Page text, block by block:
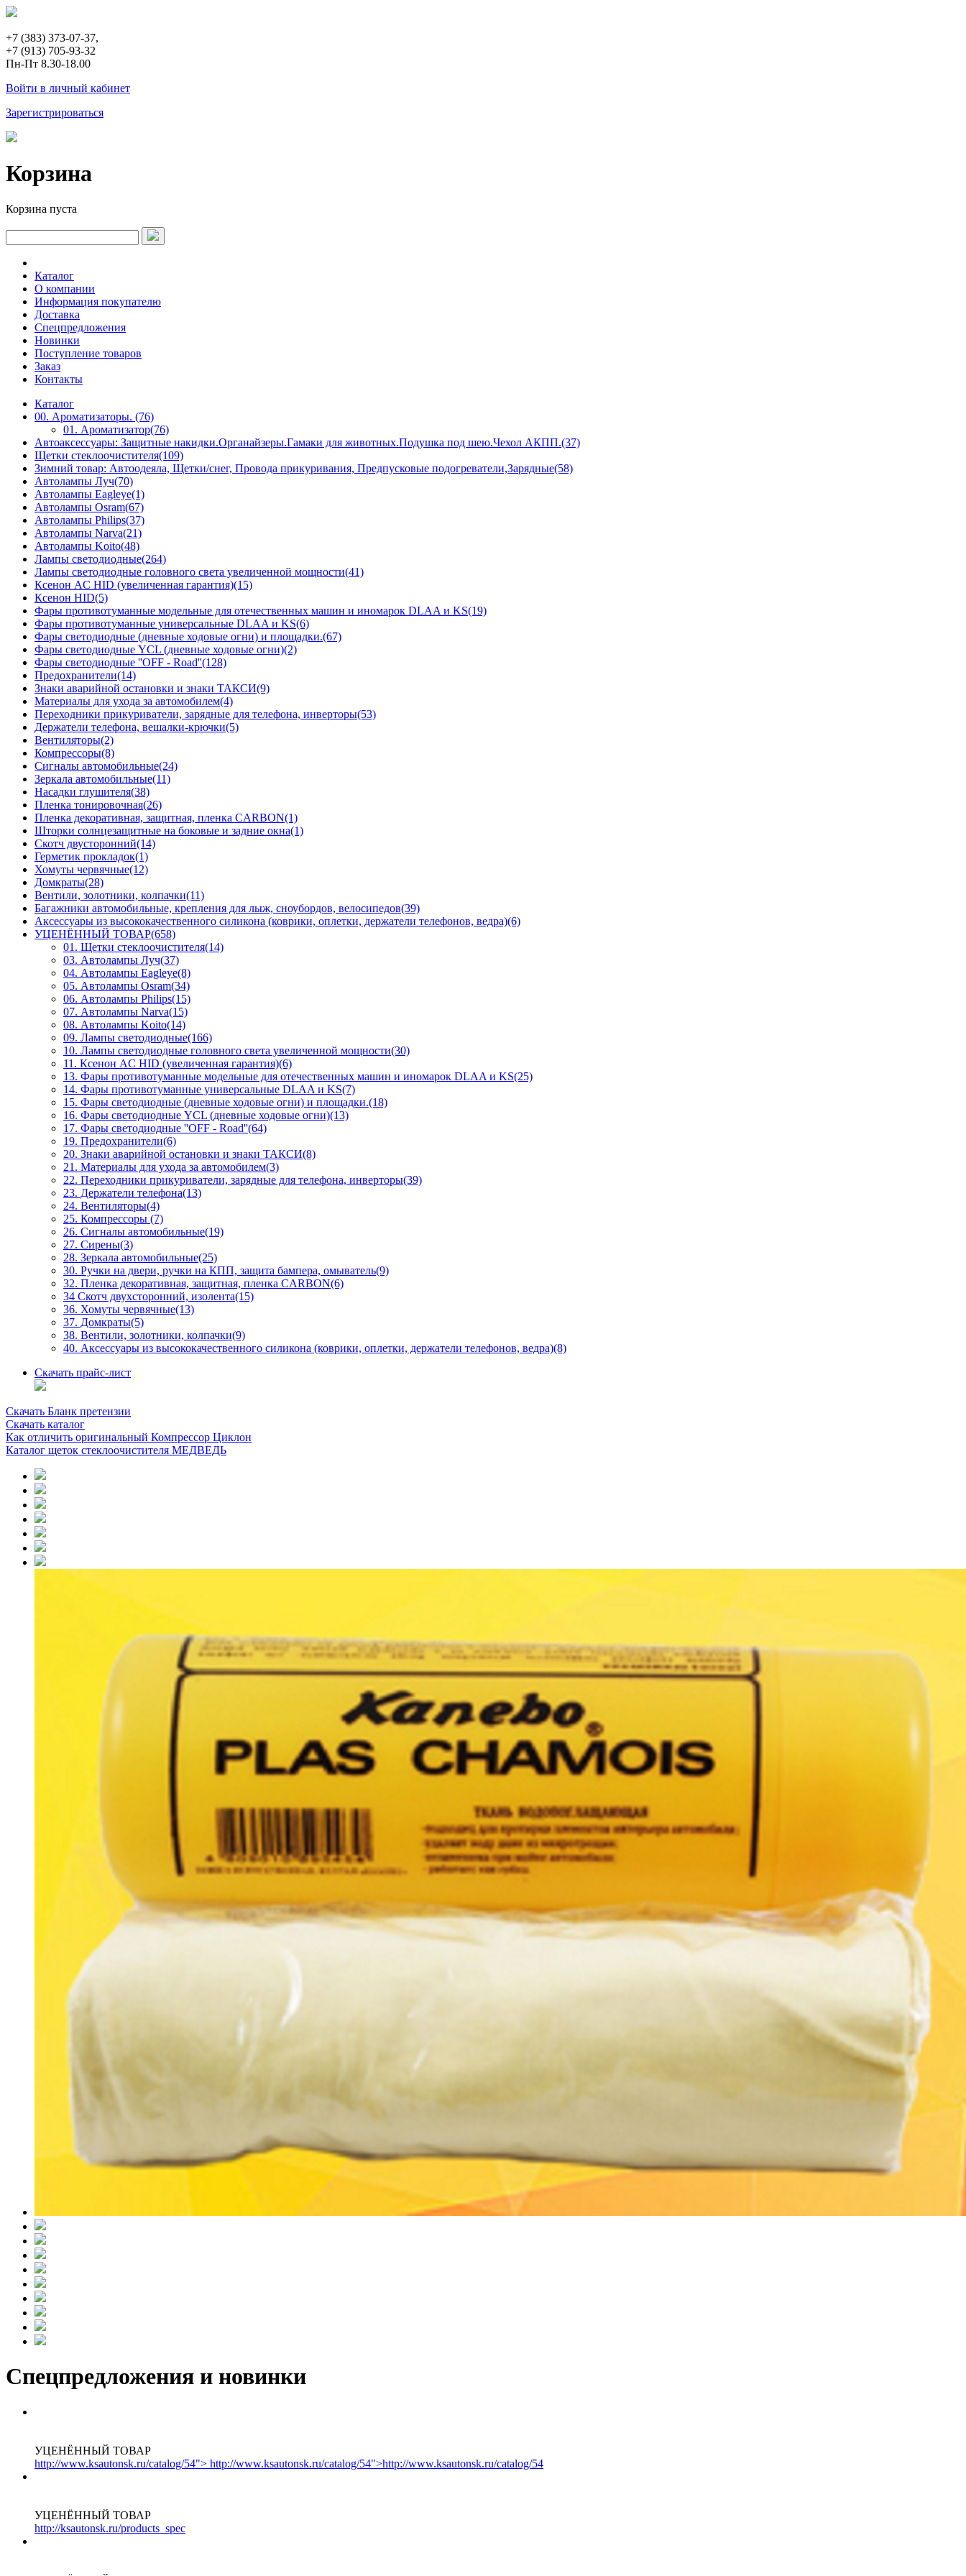
+7 (383) 373-07-37,
+7 (913) 705-93-32
Пн-Пт 8.30-18.00
Войти в личный кабинет
Зарегистрироваться
Корзина
Корзина пуста
Каталог
О компании
Информация покупателю
Доставка
Спецпредложения
Новинки
Поступление товаров
Заказ
Контакты
Каталог
00. Ароматизаторы. (76)
01. Ароматизатор(76)
Автоаксессуары: Защитные накидки.Органайзеры.Гамаки для животных.Подушка под шею.Чехол АКПП.(37)
Щетки стеклоочистителя(109)
Зимний товар: Автоодеяла, Щетки/снег, Провода прикуривания, Предпусковые подогреватели,Зарядные(58)
Автолампы Луч(70)
Автолампы Eagleye(1)
Автолампы Osram(67)
Автолампы Philips(37)
Автолампы Narva(21)
Автолампы Koito(48)
Лампы светодиодные(264)
Лампы светодиодные головного света увеличенной мощности(41)
Ксенон AC HID (увеличенная гарантия)(15)
Ксенон HID(5)
Фары противотуманные модельные для отечественных машин и иномарок DLAA и KS(19)
Фары противотуманные универсальные DLAA и KS(6)
Фары светодиодные (дневные ходовые огни) и площадки.(67)
Фары светодиодные YCL (дневные ходовые огни)(2)
Фары светодиодные ''OFF - Road''(128)
Предохранители(14)
Знаки аварийной остановки и знаки ТАКСИ(9)
Материалы для ухода за автомобилем(4)
Переходники прикуриватели, зарядные для телефона, инверторы(53)
Держатели телефона, вешалки-крючки(5)
Вентиляторы(2)
Компрессоры(8)
Сигналы автомобильные(24)
Зеркала автомобильные(11)
Насадки глушителя(38)
Пленка тонировочная(26)
Пленка декоративная, защитная, пленка CARBON(1)
Шторки солнцезащитные на боковые и задние окна(1)
Скотч двусторонний(14)
Герметик прокладок(1)
Хомуты червячные(12)
Домкраты(28)
Вентили, золотники, колпачки(11)
Багажники автомобильные, крепления для лыж, сноубордов, велосипедов(39)
Аксессуары из высококачественного силикона (коврики, оплетки, держатели телефонов, ведра)(6)
УЦЕНЁННЫЙ ТОВАР(658)
01. Щетки стеклоочистителя(14)
03. Автолампы Луч(37)
04. Автолампы Eagleye(8)
05. Автолампы Osram(34)
06. Автолампы Philips(15)
07. Автолампы Narva(15)
08. Автолампы Koito(14)
09. Лампы светодиодные(166)
10. Лампы светодиодные головного света увеличенной мощности(30)
11. Ксенон AC HID (увеличенная гарантия)(6)
13. Фары противотуманные модельные для отечественных машин и иномарок DLAA и KS(25)
14. Фары противотуманные универсальные DLAA и KS(7)
15. Фары светодиодные (дневные ходовые огни) и площадки.(18)
16. Фары светодиодные YCL (дневные ходовые огни)(13)
17. Фары светодиодные ''OFF - Road''(64)
19. Предохранители(6)
20. Знаки аварийной остановки и знаки ТАКСИ(8)
21. Материалы для ухода за автомобилем(3)
22. Переходники прикуриватели, зарядные для телефона, инверторы(39)
23. Держатели телефона(13)
24. Вентиляторы(4)
25. Компрессоры (7)
26. Сигналы автомобильные(19)
27. Сирены(3)
28. Зеркала автомобильные(25)
30. Ручки на двери, ручки на КПП, защита бампера, омыватель(9)
32. Пленка декоративная, защитная, пленка CARBON(6)
34 Скотч двухсторонний, изолента(15)
36. Хомуты червячные(13)
37. Домкраты(5)
38. Вентили, золотники, колпачки(9)
40. Аксессуары из высококачественного силикона (коврики, оплетки, держатели телефонов, ведра)(8)
Скачать прайс-лист
Скачать Бланк претензии
Скачать каталог
Как отличить оригинальный Компрессор Циклон
Каталог щеток стеклоочистителя МЕДВЕДЬ
Спецпредложения и новинки
УЦЕНЁННЫЙ ТОВАР
http://www.ksautonsk.ru/catalog/54"> http://www.ksautonsk.ru/catalog/54">http://www.ksautonsk.ru/catalog/54
УЦЕНЁННЫЙ ТОВАР
http://ksautonsk.ru/products_spec